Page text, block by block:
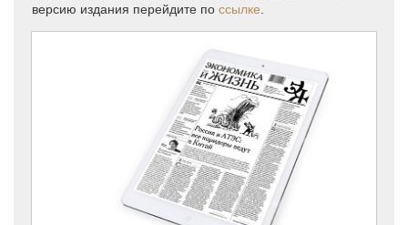
версию издания перейдите по ссылке